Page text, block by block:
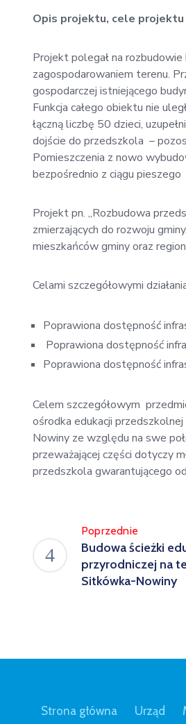
Opis projektu, cele
Projekt polegał na
zagospodarowaniem terenu.
gospodarczej istniejącego
Funkcja całego obiektu nie
łączną liczbę 50 dzieci,
dojście do przedszkola –
Pomieszczenia z nowo
bezpośrednio z ciągu
Projekt pn. „Rozbudowa
zmierzających do rozwoju
mieszkańców gminy oraz
Celami szczegółowymi
Poprawiona dostępność
Poprawiona dostępność
Poprawiona dostępność
Celem szczegółowym
ośrodka edukacji
Nowiny ze względu na swe
przeważającej części dotyczy
przedszkola gwarantującego
Poprzednie
Budowa ścieżki
przyrodniczej na
Sitkówka-Nowiny
Strona główna Urząd